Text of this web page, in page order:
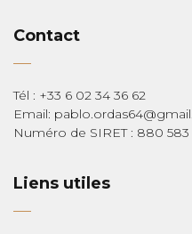
Contact
Tél : +33 6 02 34 36 62
Email:
Numéro de SIRET : 880 583
Liens utiles